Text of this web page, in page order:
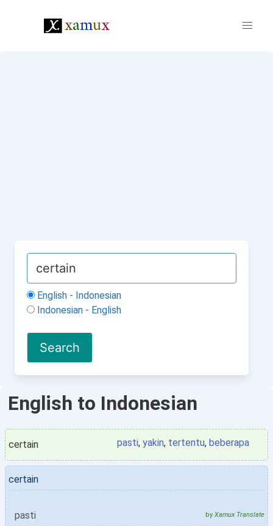
English - Indonesian
Indonesian - English
English to Indonesian
certain pasti, yakin, tertentu, beberapa
certain
pasti by Xamux Translate